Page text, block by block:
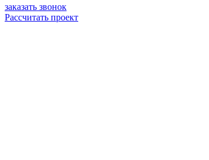
заказать звонок
Рассчитать проект